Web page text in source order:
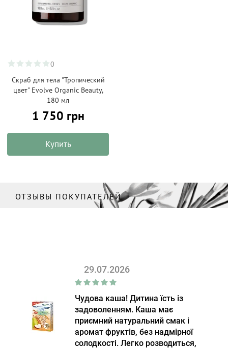
0
Скраб для тела "Тропический
цвет" Evolve Organic Beauty,
180 мл
1 750 грн
Купить
ОТЗЫВЫ ПОКУПАТЕЛЕЙ
29.07.2026
Чудова каша! Дитина їсть із
задоволенням. Каша має
приємний натуральний смак і
аромат фруктів, без надмірної
солодкості. Легко розводиться,